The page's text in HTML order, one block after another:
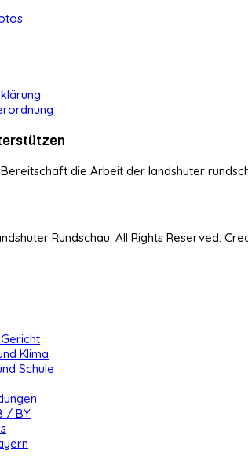
die Arbeit der landshuter
Rundschau. All Rights Reserved.
Klima
Schule
/ BY